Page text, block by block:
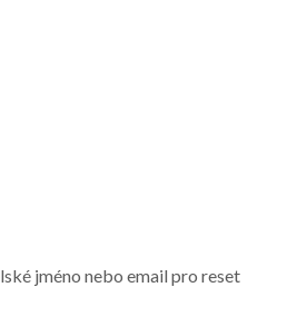
jméno nebo email pro reset